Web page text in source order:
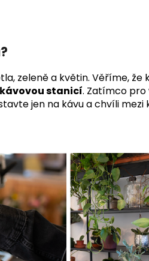
zeleně a květin. Věříme,
stanicí. Zatímco pro
jen na kávu achvíli mezi